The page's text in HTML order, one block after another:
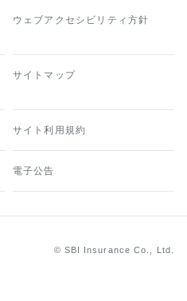
ウェブアクセシビリティ方針
サイトマップ
サイト利用規約
電子公告
© SBI Insurance Co., Ltd.